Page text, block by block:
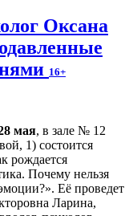
Оксана
16+
мая, в зале № 12
1) состоится
рождается
Почему нельзя
Её проведет
Ларина,